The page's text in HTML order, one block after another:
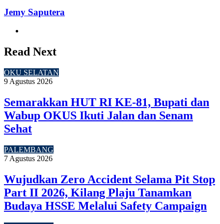
Jemy Saputera
Read Next
OKU SELATAN
9 Agustus 2026
Semarakkan HUT RI KE-81, Bupati dan
Wabup OKUS Ikuti Jalan dan Senam
Sehat
PALEMBANG
7 Agustus 2026
Wujudkan Zero Accident Selama Pit Stop
Part II 2026, Kilang Plaju Tanamkan
Budaya HSSE Melalui Safety Campaign